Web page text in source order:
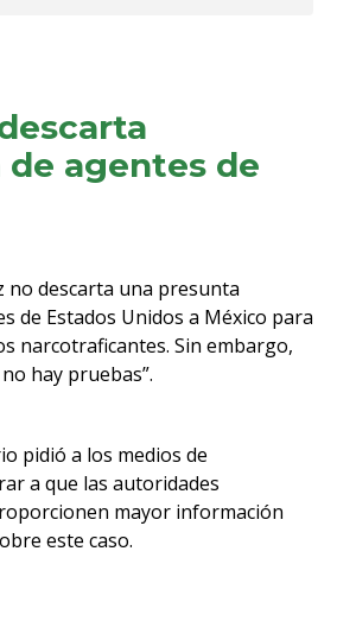
de agentes de
no descarta una presunta
de Estados Unidos a México para
narcotraficantes. Sin embargo,
hay pruebas”.
pidió a los medios de
a que las autoridades
mayor información
este caso.